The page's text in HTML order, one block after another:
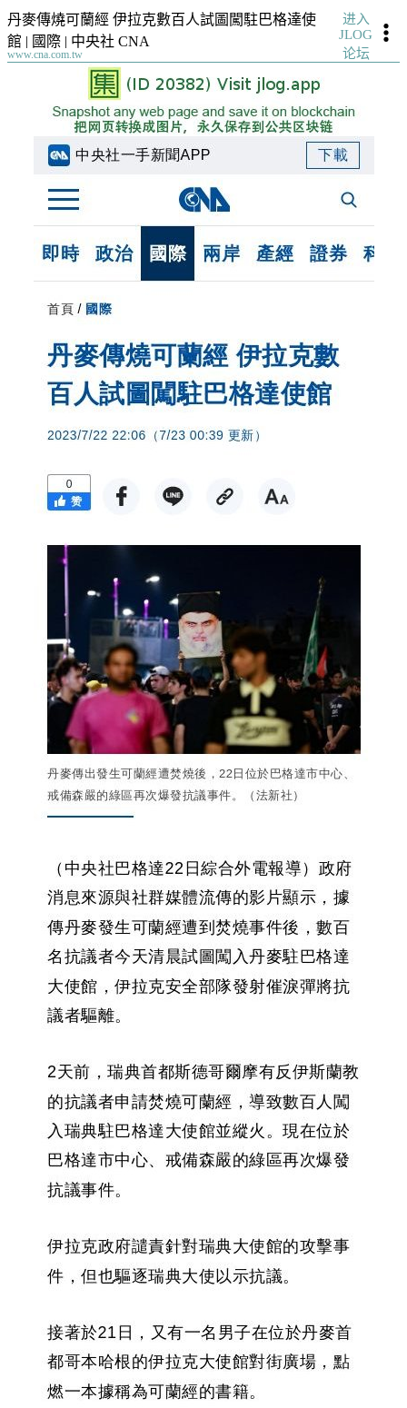
丹麥傳燒可蘭經 伊拉克數百人試圖闖駐巴格達使
館 | 國際 | 中央社 CNA
www.cna.com.tw
进入
JLOG
论坛